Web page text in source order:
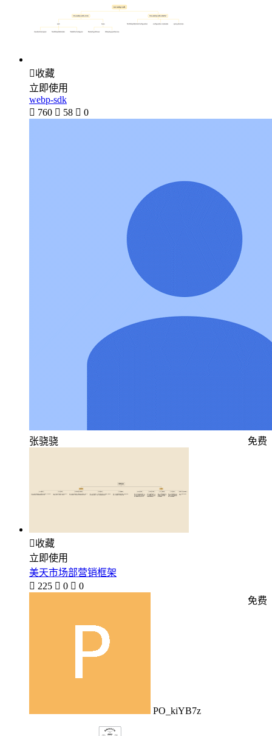
收藏
立即使用
webp-sdk
 760  58  0
张骁骁 免费
收藏
立即使用
美天市场部营销框架
 225  0  0
PO_kiYB7z
免费